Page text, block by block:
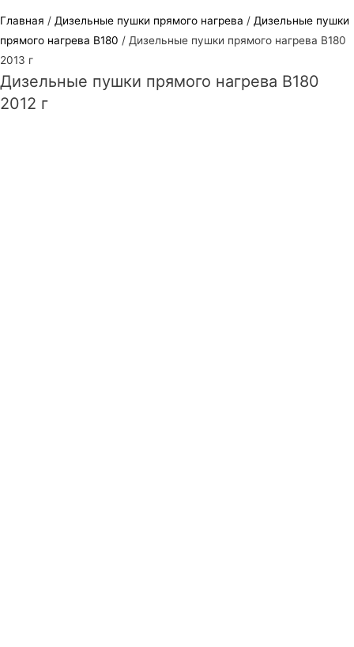
Главная / Дизельные пушки прямого нагрева / Дизельные пушки
прямого нагрева B180 / Дизельные пушки прямого нагрева B180
2013 г
Дизельные пушки прямого нагрева B180
2012 г